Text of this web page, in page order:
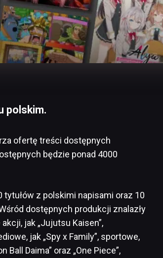
polskim.
ofertę treści dostępnych
będzie ponad 4000
z polskimi napisami oraz 10
dostępnych produkcji znalazły
jak „Jujutsu Kaisen”,
jak „Spy x Family”, sportowe,
Ball Daima” oraz „One Piece”,